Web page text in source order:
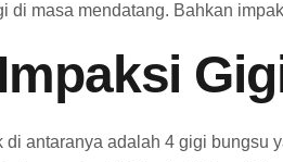
masa mendatang. Bahkan
antaranya adalah 4 gigi bungsu